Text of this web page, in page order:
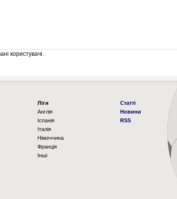
користувачі.
Ліги
Англія
Іспанія
Італія
Німеччина
Франція
Інші
Статті
Новини
RSS